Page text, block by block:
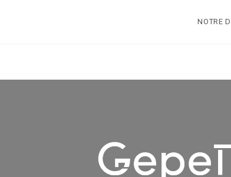
NOTRE